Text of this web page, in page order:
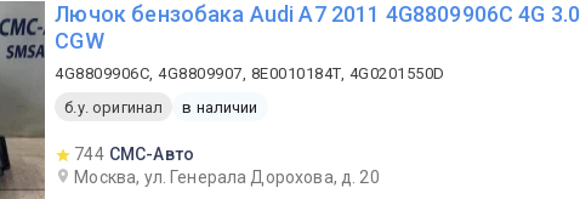
Лючок бензобака Audi A7 2011 4G8809906C 4G 3.0
CGW
4G8809906C, 4G8809907, 8E0010184T, 4G0201550D
б.у. оригинал
в наличии
744 СМС-Авто
Москва, ул. Генерала Дорохова, д. 20